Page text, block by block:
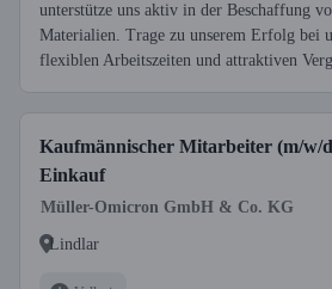
unterstütze uns aktiv in der Beschaffung
Materialien. Trage zu unserem Erfolg bei
flexiblen Arbeitszeiten und attraktiven
Kaufmännischer Mitarbeiter (m/w/
Einkauf
Müller-Omicron GmbH & Co. KG
Lindlar